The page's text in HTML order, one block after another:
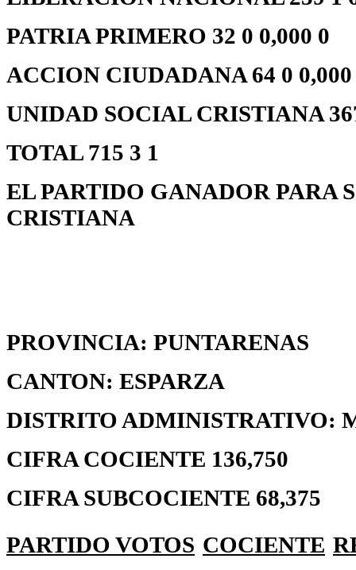
PATRIA PRIMERO 32 0 0,000 0
ACCION CIUDADANA 64 0 0,000
UNIDAD SOCIAL CRISTIANA
TOTAL 715 3 1
EL PARTIDO GANADOR PARA
CRISTIANA
PROVINCIA: PUNTARENAS
CANTON: ESPARZA
DISTRITO ADMINISTRATIVO:
CIFRA COCIENTE 136,750
CIFRA SUBCOCIENTE 68,375
PARTIDO VOTOS COCIENTE